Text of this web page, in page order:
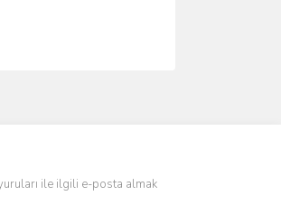
ile ilgili e-posta almak